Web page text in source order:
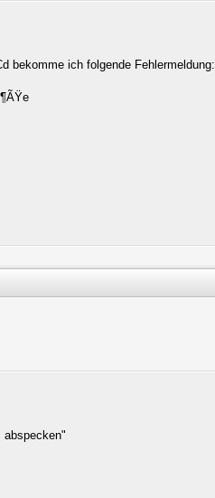
bekomme ich folgende Fehlermeldung: